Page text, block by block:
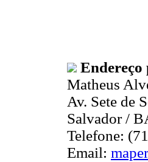
Endereço
Matheus
Av. Sete de
Salvador /
Telefone:
Email: